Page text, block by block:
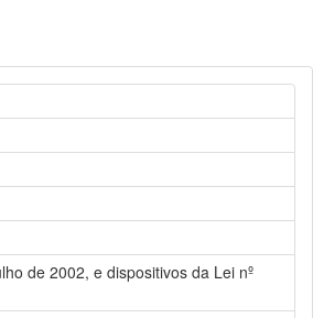
de 2002, e dispositivos da Lei nº